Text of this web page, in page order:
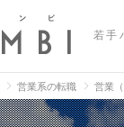
若手
営業系の転職 営業